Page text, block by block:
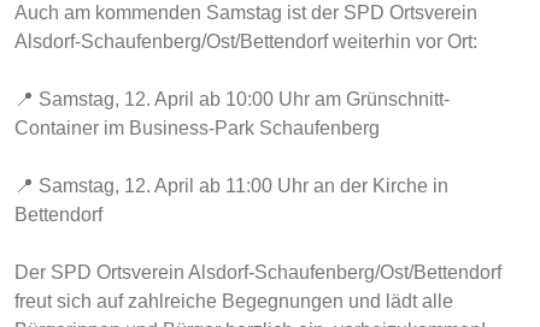
Auch am kommenden Samstag ist der SPD Ortsverein
Alsdorf-Schaufenberg/Ost/Bettendorf weiterhin vor Ort:
📍 Samstag, 12. April ab 10:00 Uhr am Grünschnitt-
Container im Business-Park Schaufenberg
📍 Samstag, 12. April ab 11:00 Uhr an der Kirche in
Bettendorf
Der SPD Ortsverein Alsdorf-Schaufenberg/Ost/Bettendorf
freut sich auf zahlreiche Begegnungen und lädt alle